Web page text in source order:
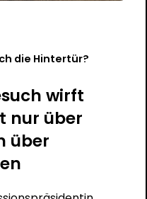
die Hintertür?
wirft
nur über
über